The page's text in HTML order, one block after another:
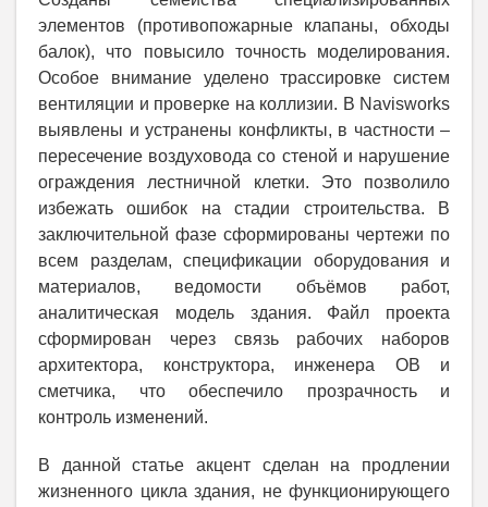
элементов (противопожарные клапаны, обходы
балок), что повысило точность моделирования.
Особое внимание уделено трассировке систем
вентиляции и проверке на коллизии. В Navisworks
выявлены и устранены конфликты, в частности –
пересечение воздуховода со стеной и нарушение
ограждения лестничной клетки. Это позволило
избежать ошибок на стадии строительства. В
заключительной фазе сформированы чертежи по
всем разделам, спецификации оборудования и
материалов, ведомости объёмов работ,
аналитическая модель здания. Файл проекта
сформирован через связь рабочих наборов
архитектора, конструктора, инженера ОВ и
сметчика, что обеспечило прозрачность и
контроль изменений.
В данной статье акцент сделан на продлении
жизненного цикла здания, не функционирующего